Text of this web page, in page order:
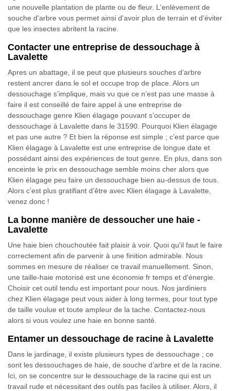
une nouvelle plantation de plante ou de fleur. L'enlèvement de
souche d'arbre vous permet ainsi d'avoir plus de terrain et d'éviter
que les insectes abritent la racine.
Contacter une entreprise de dessouchage à
Lavalette
Apres un abattage, il se peut que plusieurs souches d’arbre
restent ancrer dans le sol et occupe trop de place. Alors un
dessouchage s’implique, mais vu que ce n’est pas une masse à
faire il est conseillé de faire appel à une entreprise de
dessouchage genre Klien élagage pouvant s’occuper de
dessouchage à Lavalette dans le 31590. Pourquoi Klien élagage
et pas une autre ? Et bien la réponse est simple ; c’est parce que
Klien élagage à Lavalette est une entreprise de longue date et
possédant ainsi des expériences de tout genre. En plus, dans son
enceinte le prix en dessouchage semble moins cher alors que
Klien élagage peu faire un dessouchage bien au-dessus de tous.
Alors c’est plus gratifiant d’être avec Klien élagage à Lavalette,
venez donc !
La bonne manière de dessoucher une haie -
Lavalette
Une haie bien chouchoutée fait plaisir à voir. Quoi qu'il faut le faire
correctement afin de parvenir à une finition admirable. Nous
sommes en mesure de réaliser ce travail manuellement. Sinon,
une taille-haie motorisé est une économie fr temps et d'énergie.
Choisir cet outil tendu est important pour nous. Nos jardiniers
chez Klien élagage peut vous aider à long termes, pour tout type
de taille voulue et toute ampleur de la tache. Contactez-nous
alors si vous voulez une haie en bonne santé.
Entamer un dessouchage de racine à Lavalette
Dans le jardinage, il existe plusieurs types de dessouchage ; ce
sont les dessouchages de haie, de souche d’arbre et de la racine.
Ici, on se concentre sur le dessouchage de la racine qui est un
travail rude et nécessitant des outils pas faciles à utiliser. Alors, il